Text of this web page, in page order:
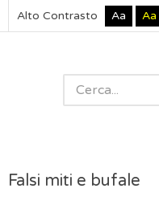
Alto Contrasto Aa Aa
Falsi miti e bufale